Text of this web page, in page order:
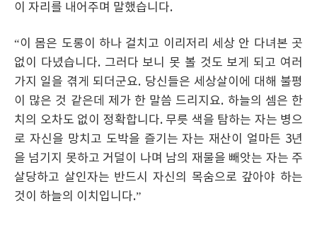
이 자리를 내어주며 말했습니다.
“이 몸은 도롱이 하나 걸치고 이리저리 세상 안 다녀본 곳
없이 다녔습니다. 그러다 보니 못 볼 것도 보게 되고 여러
가지 일을 겪게 되더군요. 당신들은 세상살이에 대해 불평
이 많은 것 같은데 제가 한 말씀 드리지요. 하늘의 셈은 한
치의 오차도 없이 정확합니다. 무릇 색을 탐하는 자는 병으
로 자신을 망치고 도박을 즐기는 자는 재산이 얼마든 3년
을 넘기지 못하고 거덜이 나며 남의 재물을 빼앗는 자는 주
살당하고 살인자는 반드시 자신의 목숨으로 갚아야 하는
것이 하늘의 이치입니다.”